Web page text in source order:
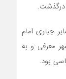
درگذشت.
جباری امام
معرفی و به